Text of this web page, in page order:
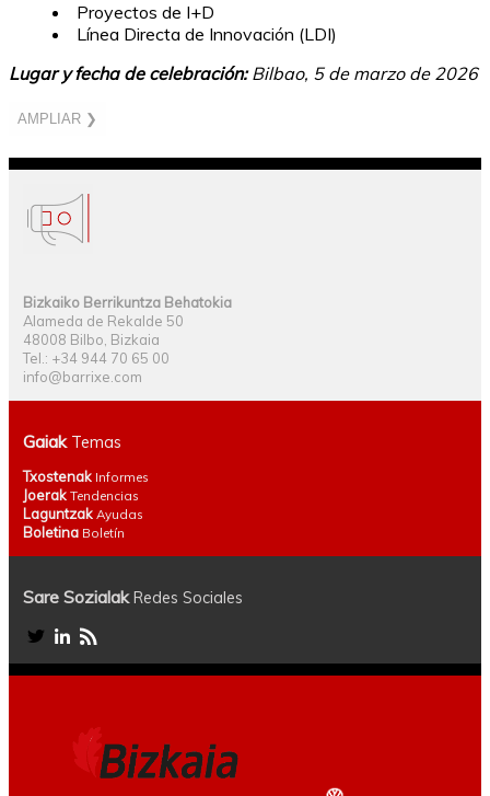
Proyectos de I+D
Línea Directa de Innovación (LDI)
Lugar y fecha de celebración:Bilbao, 5 de marzo de 2026
AMPLIAR ❯
Bizkaiko Berrikuntza Behatokia
Alameda de Rekalde 50
48008 Bilbo, Bizkaia
Tel.: +34 944 70 65 00
info@barrixe.com
GaiakTemas
TxostenakInformes
JoerakTendencias
LaguntzakAyudas
BoletinaBoletín
Sare SozialakRedes Sociales